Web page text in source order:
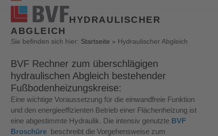
Open
mobile
menu
Close
mobile
menu
HYDRAULISCHER
ABGLEICH
Sie befinden sich hier: Startseite » Hydraulischer Abgleich
BVF Rechner zum überschlägigen
hydraulischen Abgleich bestehender
Fußbodenheizungskreise:
Eine wichtige Voraussetzung für die einwandfreie Funktion
und den energieeffizienten Betrieb einer Flächenheizung ist
eine abgestimmte Hydraulik. Die intensiv genutzte BVF
Broschüre beschreibt die Vorgehensweise zum